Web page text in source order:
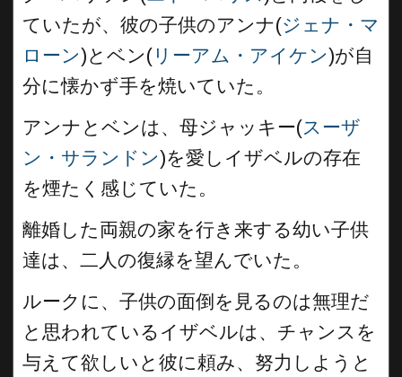
ていたが、彼の子供のアンナ(ジェナ・マ
ローン)とベン( リーアム・アイケン)が自
分に懐かず手を焼いていた。
アンナとベンは、母ジャッキー(スーザ
ン・サランドン)を愛しイザベルの存在
を煙たく感じていた。
離婚した両親の家を行き来する幼い子供
達は、二人の復縁を望んでいた。
ルークに、子供の面倒を見るのは無理だ
と思われているイザベルは、チャンスを
与えて欲しいと彼に頼み、努力しようと